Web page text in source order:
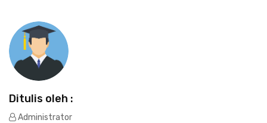
Ditulis oleh :
Administrator